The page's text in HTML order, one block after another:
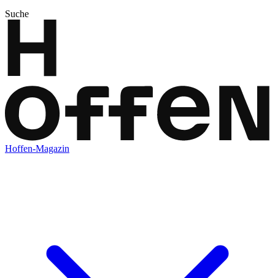
Suche
Hoffen-Magazin